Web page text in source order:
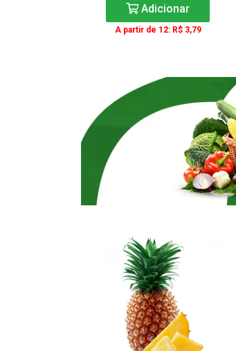
Adicionar
A partir de 12: R$ 3,79